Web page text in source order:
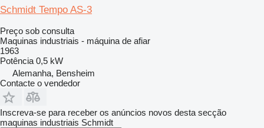
Schmidt Tempo AS-3
Preço sob consulta
Maquinas industriais - máquina de afiar
1963
Potência 0,5 kW
Alemanha, Bensheim
Contacte o vendedor
Inscreva-se para receber os anúncios novos desta secção
maquinas industriais Schmidt